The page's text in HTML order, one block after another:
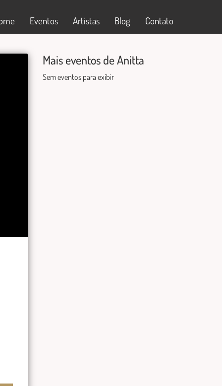
Eventos Artistas Blog Contato
Mais eventos de Anitta
Sem eventos para exibir